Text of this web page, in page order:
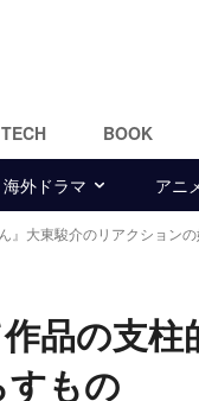
TECH BOOK
海外ドラマ アニ
』大東駿介のリアクション
品の支
すもの